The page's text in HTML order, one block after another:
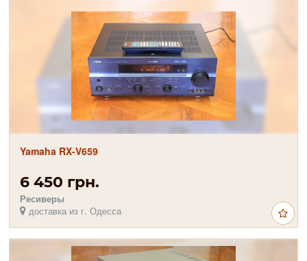
Yamaha RX-V659
6 450 грн.
Ресиверы
доставка из г. Одесса